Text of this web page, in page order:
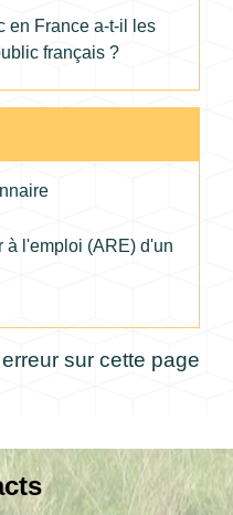
en France a-t-il les
français ?
à l'emploi (ARE) d'un
sur cette page